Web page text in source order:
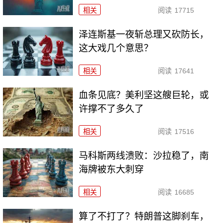
相关 阅读 17715
泽连斯基一夜斩总理又砍防长，
这大戏几个意思？
相关 阅读 17641
血条见底？美利坚这艘巨轮，或
许撑不了多久了
相关 阅读 17516
马科斯两线溃败：沙拉稳了，南
海牌被东大刺穿
相关 阅读 16685
算了不打了？特朗普这脚刹车，